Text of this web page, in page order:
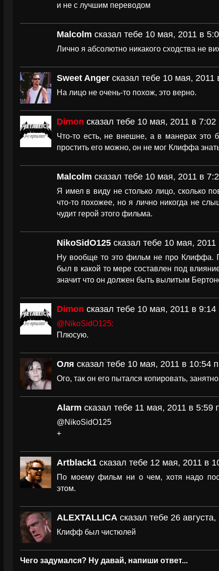
и не с лучшим переводом
Malcolm сказал тебе 10 мая, 2011 в
Лично я абсолютно никакого сходства не
Sweet Anger сказал тебе 10 мая, 2011
На лицо не очень-то похож, это верно.
Dimon сказал тебе 10 мая, 2011 в 7:02
Что-то есть, не внешне, а в манерах это
простить его можно, он не мог Клиффа
Malcolm сказал тебе 10 мая, 2011 в
Я имел в виду не столько лицо, сколько
что-то похожее, но я лично никогда не
чудит герой этого фильма.
NikoSidO125 сказал тебе 10 мая,
Ну вообще то это фильм не про Клиффа.
был в какой то мере составлен под
значит что он должен быть вылитым
Dimon сказал тебе 10 мая, 2011 в 9:14
@NikoSidO125:
Плюсую.
Оля сказал тебе 10 мая, 2011 в 10:54
Ого, так он его пытался копировать,
Alarm сказал тебе 11 мая, 2011 в 5:59
@NikoSidO125
+
Artblack1 сказал тебе 12 мая, 2011 в
По моему фильм ни о чем, хотя надо
этом.
ALEXTALLICA сказал тебе 26
Клифф был чистюлей
Чего задумался? Ну давай, напиши ответ...